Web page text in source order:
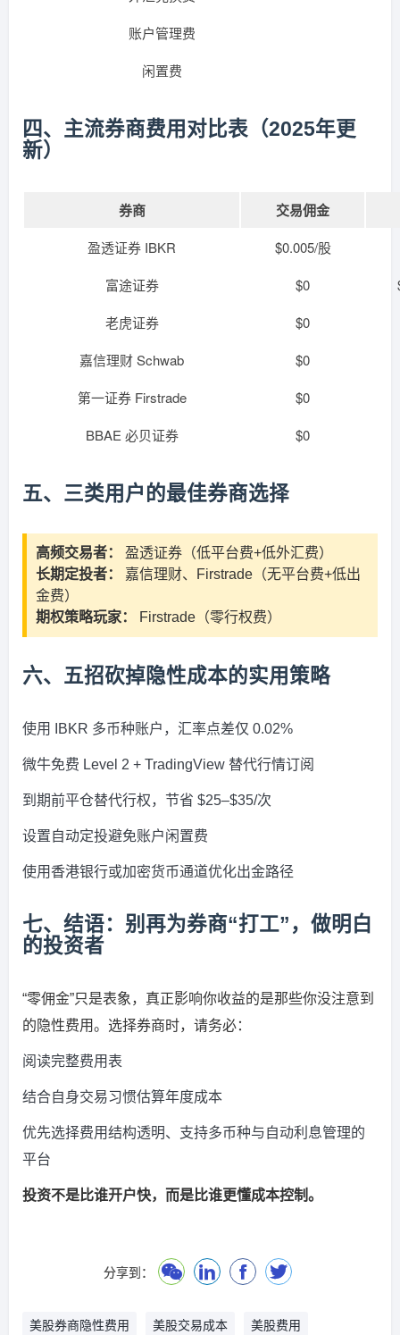
账户管理费
闲置费
四、主流券商费用对比表（2025年更
新）
券商 交易佣金
盈透证券 IBKR
$0.005/股
富途证券
$0
老虎证券
$0
嘉信理财 Schwab
$0
第一证券 Firstrade
$0
BBAE 必贝证券
$0
五、三类用户的最佳券商选择
高频交易者：
盈透证券（低平台费+低外汇费）
长期定投者：
嘉信理财、Firstrade（无平台费+低出
金费）
期权策略玩家：
Firstrade（零行权费）
六、五招砍掉隐性成本的实用策略
使用 IBKR 多币种账户，汇率点差仅 0.02%
微牛免费 Level 2 + TradingView 替代行情订阅
到期前平仓替代行权，节省 $25–$35/次
设置自动定投避免账户闲置费
使用香港银行或加密货币通道优化出金路径
七、结语：别再为券商“打工”，做明白
的投资者
“零佣金”只是表象，真正影响你收益的是那些你没注意到
的隐性费用。选择券商时，请务必：
阅读完整费用表
结合自身交易习惯估算年度成本
优先选择费用结构透明、支持多币种与自动利息管理的
平台
投资不是比谁开户快，而是比谁更懂成本控制。
分享到：
美股券商隐性费用 美股交易成本 美股费用